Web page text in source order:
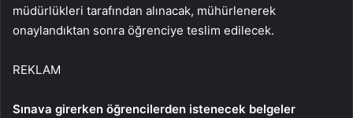
müdürlükleri tarafından alınacak, mühürlenerek
onaylandıktan sonra öğrenciye teslim edilecek.
REKLAM
Sınava girerken öğrencilerden istenecek belgeler